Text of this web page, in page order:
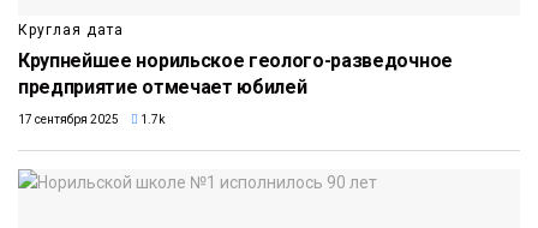
Круглая дата
Крупнейшее норильское геолого-разведочное
предприятие отмечает юбилей
17 сентября 2025 1.7k